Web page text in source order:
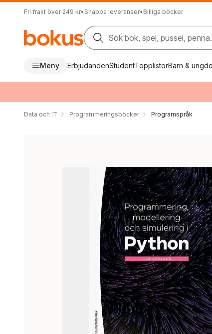
Fri frakt över 249 kr• Snabba leveranser• Billiga böcker
Sök bok, spel, pussel,
Meny ErbjudandenStudentTopplistorBarn &
Data och IT Programmeringsböcker Programspråk